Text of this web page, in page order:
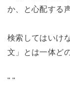
か、と心配する
検索してはいけ
文」とは一体ど
" "